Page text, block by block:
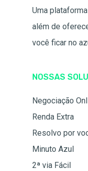
Uma
além de
você ficar no
NOSSAS
Negociação
Renda Extra
Resolvo por
Minuto Azul
2ª via Fácil